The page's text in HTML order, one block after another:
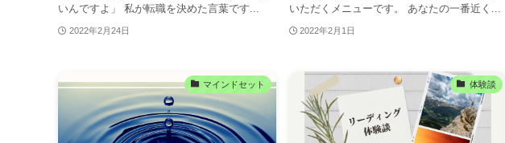
いんですよ」 私が転職を決めた言葉です...
2022年2月24日
いただくメニューです。 あなたの一番近く...
2022年2月1日
マインドセット 体験談